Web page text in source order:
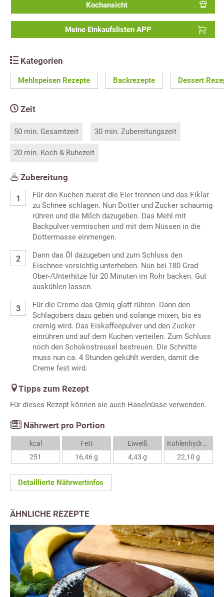
Kochansicht
Meine Einkaufslisten APP
Kategorien
Mehlspeisen Rezepte Backrezepte Dessert
Zeit
50 min. Gesamtzeit 30 min. Zubereitungszeit
20 min. Koch & Ruhezeit
Zubereitung
Für den Kuchen zuerst die Eier trennen und das Eiklar
zu Schnee schlagen. Nun Dotter und Zucker schaumig
rühren und die Milch dazugeben. Das Mehl mit
Backpulver vermischen und mit dem Nüssen in die
Dottermasse einmengen.
Dann das Öl dazugeben und zum Schluss den
Eischnee vorsichtig unterheben. Nun bei 180 Grad
Ober-/Unterhitze für 20 Minuten im Rohr backen. Gut
auskühlen lassen.
Für die Creme das Qimiq glatt rühren. Dann den
Schlagobers dazu geben und solange mixen, bis es
cremig wird. Das Eiskaffeepulver und den Zucker
einrühren und auf dem Kuchen verteilen. Zum Schluss
noch den Schokostreusel bestreuen. Die Schnitte
muss nun ca. 4 Stunden gekühlt werden, damit die
Creme fest wird.
Tipps zum Rezept
Für dieses Rezept können sie auch Haselnüsse verwenden.
Nährwert pro Portion
kcal
251
Fett
16,46 g
Eiweiß
4,43 g
Kohlenhydrate
22,10 g
Detaillierte Nährwertinfos
ÄHNLICHE REZEPTE